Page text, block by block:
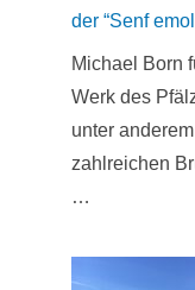
der “Senf
Michael Born
Werk des
unter
zahlreichen
…